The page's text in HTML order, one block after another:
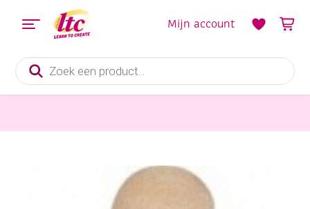
Producten
zoeken
Mijn account